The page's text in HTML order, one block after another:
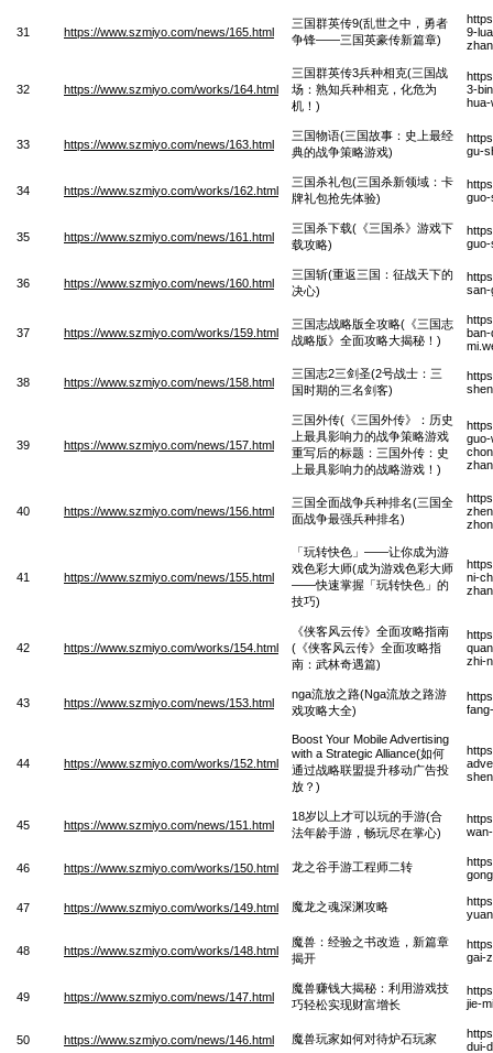
31 https://www.szmiyo.com/news/165.html
三国群英传9(乱世之中，勇者
争锋——三国英豪传新篇章)
9-
32 https://www.szmiyo.com/works/164.html
三国群英传3兵种相克(三国战
场：熟知兵种相克，化危为
机！)
3-
hua-
33 https://www.szmiyo.com/news/163.html
三国物语(三国故事：史上最经
典的战争策略游戏)
gu-
34 https://www.szmiyo.com/works/162.html
三国杀礼包(三国杀新领域：卡
牌礼包抢先体验)
guo-
35 https://www.szmiyo.com/news/161.html
三国杀下载(《三国杀》游戏下
载攻略)
36 https://www.szmiyo.com/news/160.html
三国斩(重返三国：征战天下的
决心)
san-
37 https://www.szmiyo.com/works/159.html
三国志战略版全攻略(《三国志
战略版》全面攻略大揭秘！)
ban-
38 https://www.szmiyo.com/news/158.html
三国志2三剑圣(2号战士：三
国时期的三名剑客)
39 https://www.szmiyo.com/news/157.html
三国外传(《三国外传》：历史
上最具影响力的战争策略游戏
重写后的标题：三国外传：史
上最具影响力的战略游戏！)
40 https://www.szmiyo.com/news/156.html
三国全面战争兵种排名(三国全
面战争最强兵种排名)
41 https://www.szmiyo.com/news/155.html
「玩转快色」——让你成为游
戏色彩大师(成为游戏色彩大师
——快速掌握「玩转快色」的
技巧)
ni-
42 https://www.szmiyo.com/works/154.html
《侠客风云传》全面攻略指南
(《侠客风云传》全面攻略指
南：武林奇遇篇)
zhi-
43 https://www.szmiyo.com/news/153.html
nga流放之路(Nga流放之路游
戏攻略大全)
44 https://www.szmiyo.com/works/152.html
Boost Your Mobile Advertising
with a Strategic Alliance(如何
通过战略联盟提升移动广告投
放？)
45 https://www.szmiyo.com/news/151.html
18岁以上才可以玩的手游(合
法年龄手游，畅玩尽在掌心)
46 https://www.szmiyo.com/works/150.html 龙之谷手游工程师二转
47 https://www.szmiyo.com/works/149.html 魔龙之魂深渊攻略
48 https://www.szmiyo.com/works/148.html
魔兽：经验之书改造，新篇章
揭开
gai-
49 https://www.szmiyo.com/news/147.html
魔兽赚钱大揭秘：利用游戏技
巧轻松实现财富增长
jie-
50 https://www.szmiyo.com/news/146.html 魔兽玩家如何对待炉石玩家
dui-